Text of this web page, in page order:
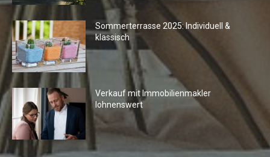
Sommerterrasse 2025: Individuell &
klassisch
Verkauf mit Immobilienmakler
lohnenswert